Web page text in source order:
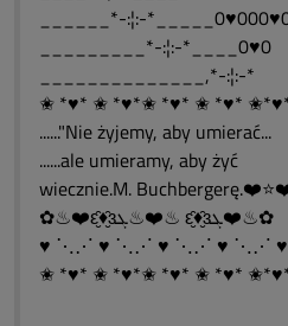
______*-:¦:-
_________*-:¦:-*____0♥0
______________,*-:¦:-*
✬ *♥* ✬ *♥*✬ *♥* ✬ *♥*
......"Nie żyjemy, aby umierać...
......ale umieramy, aby żyć
wiecznie.M.
✿♨❤️ԑ̮̑♦̮̑ɜܓ♨❤️♨ ԑ̮̑♦̮̑ɜܓ❤️♨✿
♥ ⋱⋰ ♥ ⋱⋰ ♥ ⋱⋰ ♥ ⋱⋰
✬ *♥* ✬ *♥*✬ *♥* ✬ *♥*